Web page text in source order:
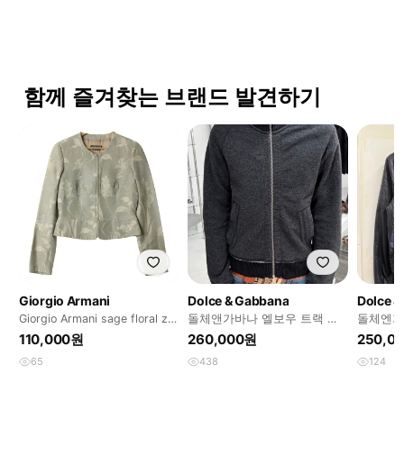
함께 즐겨찾는 브랜드 발견하기
Giorgio Armani
Giorgio Armani sage floral zip
up jacket
110,000원
65
Dolce & Gabbana
돌체앤가바나 엘보우 트랙 자
켓
260,000원
438
Dolce
돌체엔
124